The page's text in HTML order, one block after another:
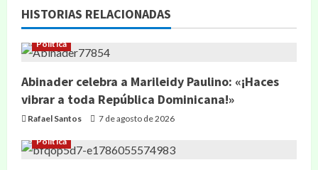
HISTORIAS RELACIONADAS
Política
Abinader celebra a Marileidy Paulino: «¡Haces
vibrar a toda República Dominicana!»
Rafael Santos 7 de agosto de 2026
Política